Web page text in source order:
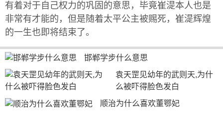
有着对于自己权力的巩固的意思，毕竟崔湜本人也是
非常有才能的，但是随着太平公主被赐死，崔湜辉煌
的一生也即将结束了。
邯郸学步什么意思
袁天罡见幼年的武则天,为什
么被吓得脸色发白
顺治为什么喜欢董鄂妃